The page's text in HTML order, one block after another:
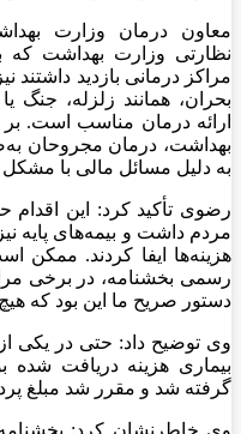
معاون درمان وزارت
نظارتی وزارت بهداشت
مراکز درمانی بازدید
بحران، همانند زلزله، جنگ
ارائه درمان مناسب است.
بهداشت، درمان مجروحان
به دلیل مسائل مالی با
رضوی تأکید کرد: این اقدام
مردم داشت و بیمه‌های پایه
هزینه‌ها ایفا کردند. ممکن
رسمی بخشنامه، در برخی
دستور صریح ما این بود که
وی توضیح داد: حتی در یکی
بیماری هزینه دریافت شده
گرفته شد و مقرر شد مبلغ
وی خاطرنشان کرد: